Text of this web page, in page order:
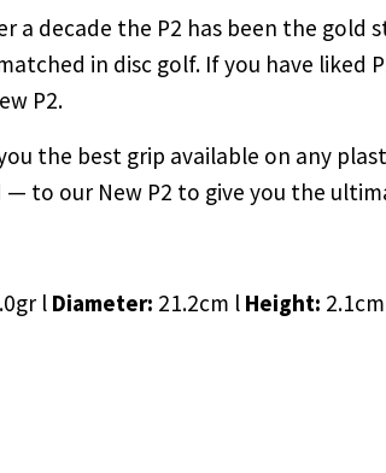
a decade the P2 has been the
in disc golf. If you have liked
P2.
the best grip available on any
to our New P2 to give you the
l Diameter: 21.2cm l Height: